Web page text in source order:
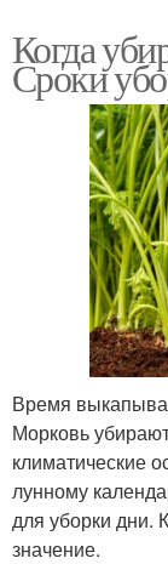
Когда
Сроки
Время
Морковь
климатические
лунному
для уборки дни.
значение.